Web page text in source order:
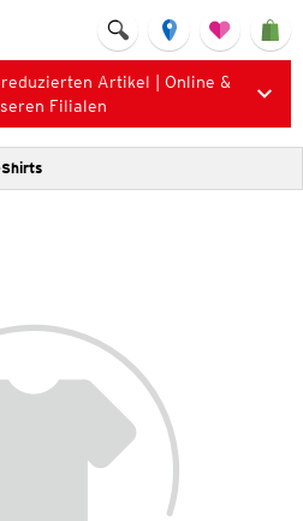
Artikel | Online &
Filialen
Shirts